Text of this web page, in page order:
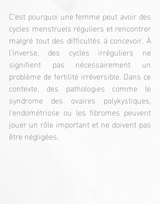
C’est pourquoi une femme peut avoir des
cycles menstruels réguliers et rencontrer
malgré tout des difficultés à concevoir. À
l’inverse, des cycles irréguliers ne
signifient pas nécessairement un
problème de fertilité irréversible. Dans ce
contexte, des pathologies comme le
syndrome des ovaires polykystiques,
l’endométriose ou les fibromes peuvent
jouer un rôle important et ne doivent pas
être négligées.